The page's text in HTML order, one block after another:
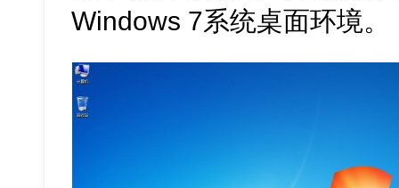
Windows 7系统桌面环境。